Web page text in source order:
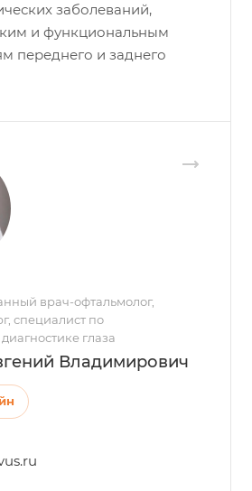
заболеваний,
и функциональным
переднего и заднего
врач-офтальмолог,
специалист по
глаза
Владимирович